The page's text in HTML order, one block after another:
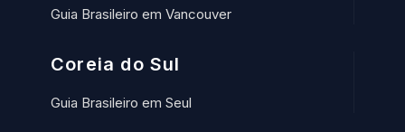
Guia Brasileiro em Vancouver
Coreia do Sul
Guia Brasileiro em Seul